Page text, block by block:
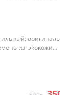
из экокожи...